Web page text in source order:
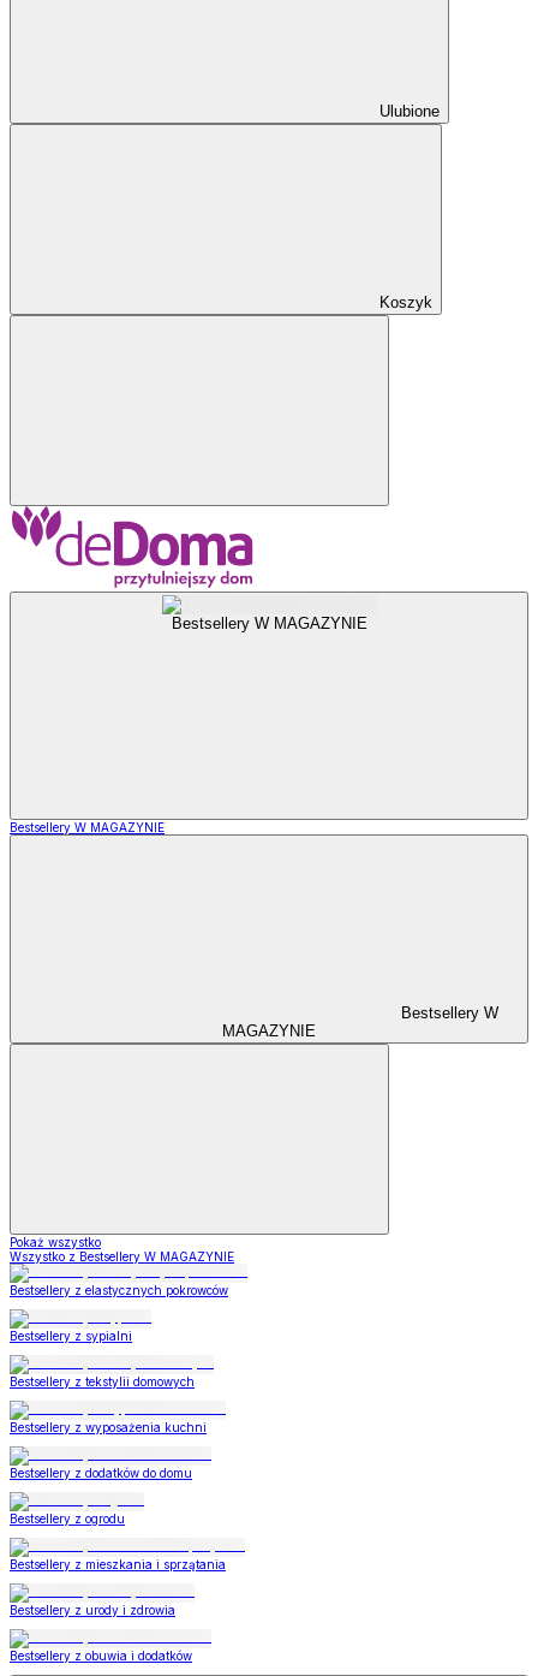
Ulubione
Koszyk
Bestsellery W MAGAZYNIE
Bestsellery W MAGAZYNIE
Bestsellery W
MAGAZYNIE
Pokaż wszystko
Wszystko z Bestsellery W MAGAZYNIE
Bestsellery z elastycznych pokrowców
Bestsellery z sypialni
Bestsellery z tekstylii domowych
Bestsellery z wyposażenia kuchni
Bestsellery z dodatków do domu
Bestsellery z ogrodu
Bestsellery z mieszkania i sprzątania
Bestsellery z urody i zdrowia
Bestsellery z obuwia i dodatków